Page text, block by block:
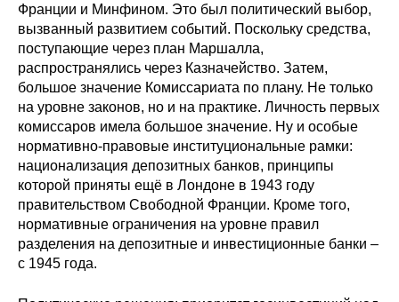
Франции и Минфином. Это был политический выбор,
вызванный развитием событий. Поскольку средства,
поступающие через план Маршалла,
распространялись через Казначейство. Затем,
большое значение Комиссариата по плану. Не только
на уровне законов, но и на практике. Личность первых
комиссаров имела большое значение. Ну и особые
нормативно-правовые институциональные рамки:
национализация депозитных банков, принципы
которой приняты ещё в Лондоне в 1943 году
правительством Свободной Франции. Кроме того,
нормативные ограничения на уровне правил
разделения на депозитные и инвестиционные банки –
с 1945 года.